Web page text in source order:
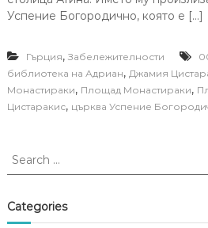
Успение Богородично, която е […]
Гърция, Забележителности
библиотека на Адриан, Джамия
Монастираки, Площад Монастираки,
Цистаракис, църква Успение
S
r
c
Categories